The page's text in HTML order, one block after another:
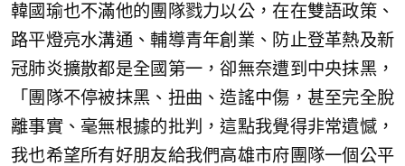
韓國瑜也不滿他的團隊戮力以公，在在雙語政策、
路平燈亮水溝通、輔導青年創業、防止登革熱及新
冠肺炎擴散都是全國第一，卻無奈遭到中央抹黑，
「團隊不停被抹黑、扭曲、造謠中傷，甚至完全脫
離事實、毫無根據的批判，這點我覺得非常遺憾，
我也希望所有好朋友給我們高雄市府團隊一個公平